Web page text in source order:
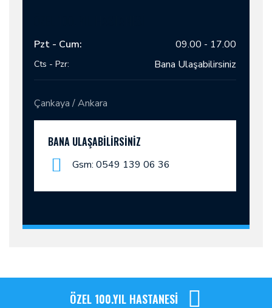
Pzt - Cum: 09.00 - 17.00
Cts - Pzr: Bana Ulaşabilirsiniz
Çankaya / Ankara
BANA ULAŞABILIRSINIZ
Gsm: 0549 139 06 36
ÖZEL 100.YIL HASTANESİ